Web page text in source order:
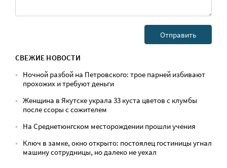
СВЕЖИЕ НОВОСТИ
Ночной разбой на Петровского: трое парней избивают
прохожих и требуют деньги
Женщина в Якутске украла 33 куста цветов с клумбы
после ссоры с сожителем
На Среднетюнгском месторождении прошли учения
Ключ в замке, окно открыто: постоялец гостиницы угнал
машину сотрудницы, но далеко не уехал